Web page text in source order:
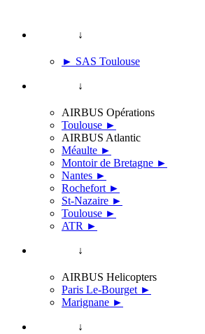
↓
► SAS Toulouse
↓
AIRBUS Opérations
Toulouse ►
AIRBUS Atlantic
Méaulte ►
Montoir de Bretagne ►
Nantes ►
Rochefort ►
St-Nazaire ►
Toulouse ►
ATR ►
↓
AIRBUS Helicopters
Paris Le-Bourget ►
Marignane ►
↓